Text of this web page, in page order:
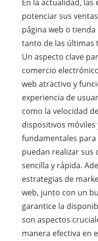
En la actualidad,
potenciar sus
página web o
tanto de las últimas
Un aspecto clave
comercio
web atractivo y
experiencia de
como la velocidad
dispositivos
fundamentales
puedan realizar sus
sencilla y rápida.
estrategias de
web, junto con un
garantice la
son aspectos
manera efectiva en